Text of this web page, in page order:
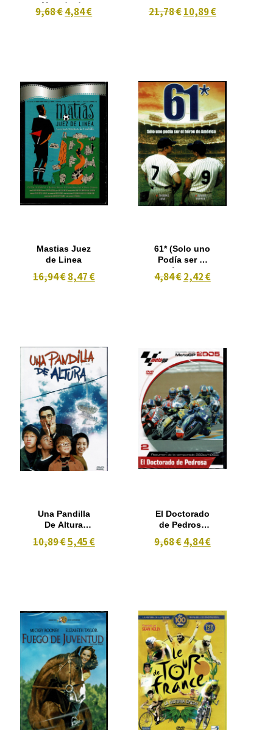
Metodo de
Bienestar
9,68 €4,84 € 21,78 € 10,89 €
Mastias Juez
de Linea
16,94 € 8,47 €
61* (Solo uno
Podía ser el
Héroe de
América)
4,84 € 2,42 €
Una Pandilla
De Altura
10,89 €5,45 €
El Doctorado
de Pedrosa
9,68 € 4,84 €